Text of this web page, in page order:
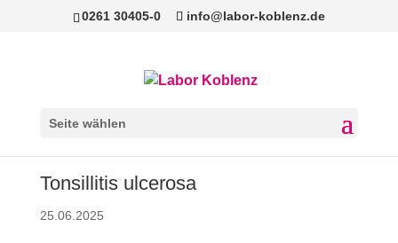
0261 30405-0 info@labor-koblenz.de
Seite wählen
Tonsillitis ulcerosa
25.06.2025